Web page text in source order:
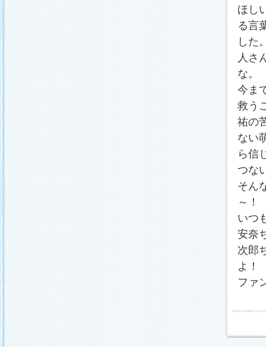
ほし
る言
した
人さ
な。
今ま
救う
祐の
ない
ら信
つな
そん
～！
いつ
安奈
次郎
よ！
ファ